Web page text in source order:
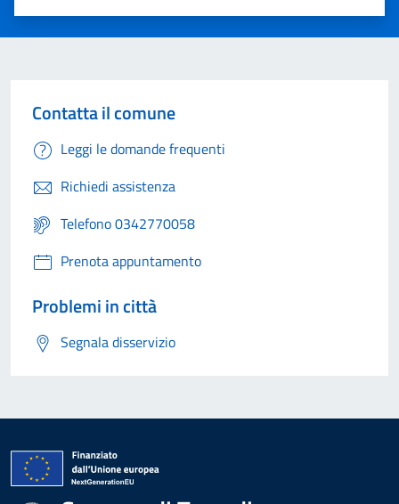
Valuta 5 stelle su 5
Valuta 4 stelle su 5
Valuta 3 stelle su 5
Valuta 2 stelle su 5
Valuta 1 stelle su 5
Contatta il comune
Leggi le domande frequenti
Richiedi assistenza
Telefono 0342770058
Prenota appuntamento
Problemi in città
Segnala disservizio